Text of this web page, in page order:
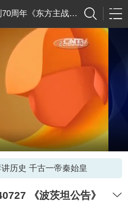
周年《东方主战场》影像馆
历史 千古一帝秦始皇
《波茨坦公告》